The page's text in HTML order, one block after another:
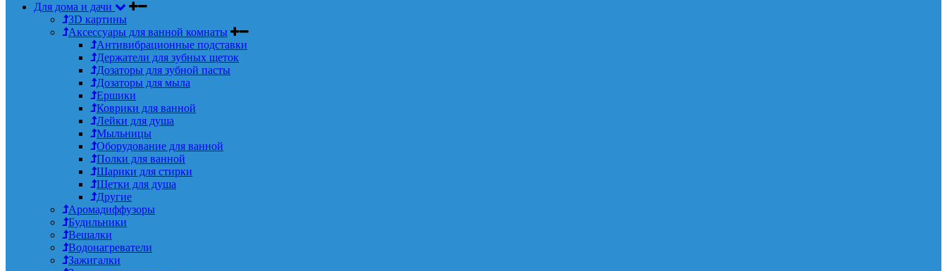
Для дома и дачи
3D картины
Аксессуары для ванной комнаты
Антивибрационные подставки
Держатели для зубных щеток
Дозаторы для зубной пасты
Дозаторы для мыла
Ершики
Коврики для ванной
Лейки для душа
Мыльницы
Оборудование для ванной
Полки для ванной
Шарики для стирки
Щетки для душа
Другие
Аромадиффузоры
Будильники
Вешалки
Водонагреватели
Зажигалки